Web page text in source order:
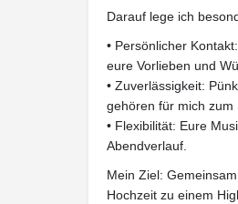
Darauf lege ich
• Persönlicher
eure Vorlieben und
• Zuverlässigkeit:
gehören für mich zum
• Flexibilität: Eure
Abendverlauf.
Mein Ziel:
Hochzeit zu einem